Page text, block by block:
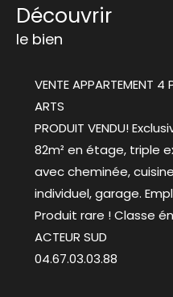
découvrir
le bien
VENTE APPARTEMENT 4
ARTS
PRODUIT VENDU!
82m² en étage, triple
avec cheminée,
individuel, garage.
Produit rare ! Classe
ACTEUR SUD
04.67.03.03.88